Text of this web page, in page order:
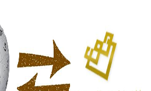
الحكم، الأدلة، تنظيم التغذية،
له الفضل بأنه حرر الطب من الدين